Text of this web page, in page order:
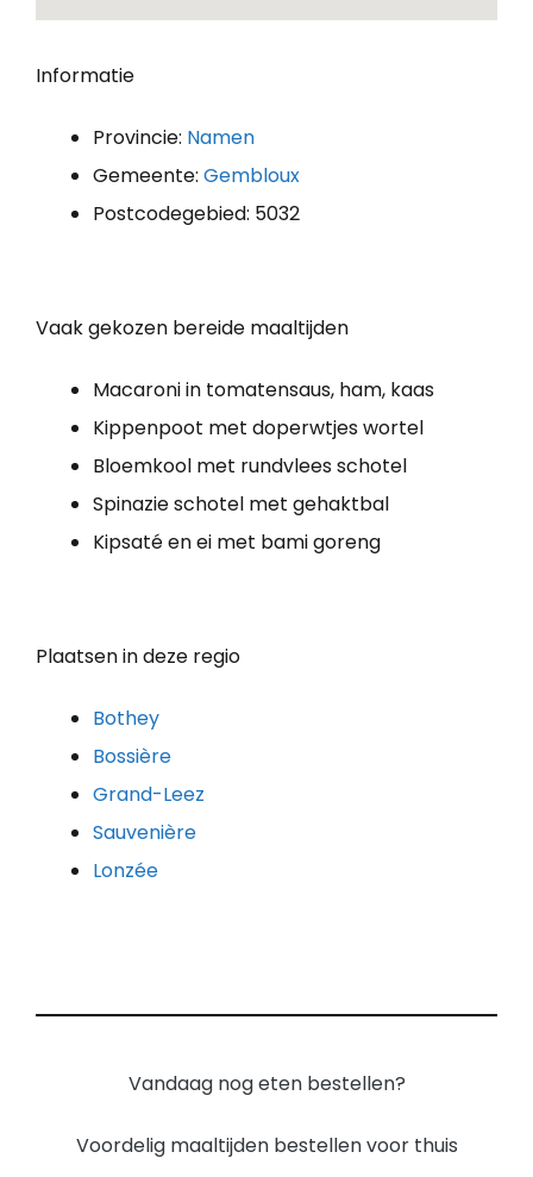
Informatie
Provincie: Namen
Gemeente: Gembloux
Postcodegebied: 5032
Vaak gekozen bereide maaltijden
Macaroni in tomatensaus, ham, kaas
Kippenpoot met doperwtjes wortel
Bloemkool met rundvlees schotel
Spinazie schotel met gehaktbal
Kipsaté en ei met bami goreng
Plaatsen in deze regio
Bothey
Bossière
Grand-Leez
Sauvenière
Lonzée
Vandaag nog eten bestellen?
Voordelig maaltijden bestellen voor thuis